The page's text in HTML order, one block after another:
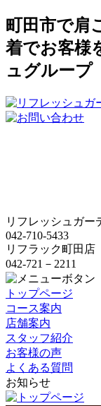
町田市で肩
着でお客様
ュグループ
リフレッシュガー
042-710-5433
リフラック町田店
042-721－2211
トップページ
コース案内
店舗案内
スタッフ紹介
お客様の声
よくある質問
お知らせ